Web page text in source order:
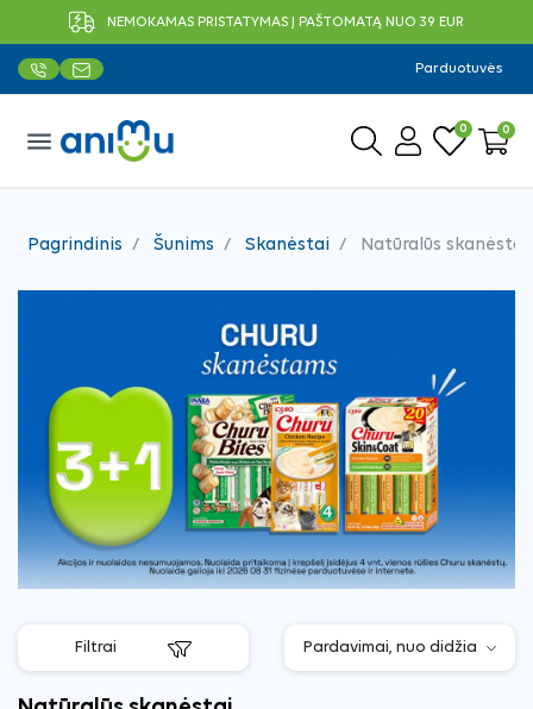
NEMOKAMAS PRISTATYMAS Į PAŠTOMATĄ NUO 39 EUR
Parduotuvės
menu 0 0
Pagrindinis Šunims Skanėstai Natūralūs skanėstai
Filtrai